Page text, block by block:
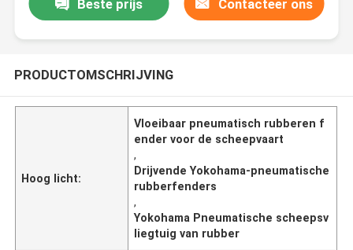
Beste prijs Contacteer ons
PRODUCTOMSCHRIJVING
Hoog licht:
Vloeibaar pneumatisch rubberen f
ender voor de scheepvaart
,
Drijvende Yokohama-pneumatische
rubberfenders
,
Yokohama Pneumatische scheepsv
liegtuig van rubber